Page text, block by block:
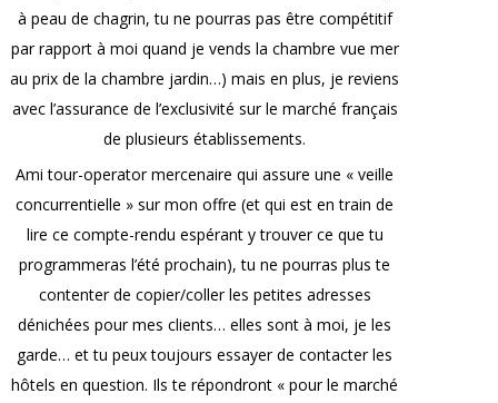
à peau de chagrin, tu ne pourras pas être compétitif
par rapport à moi quand je vends la chambre vue mer
au prix de la chambre jardin…) mais en plus, je reviens
avec l’assurance de l’exclusivité sur le marché français
de plusieurs établissements.
Ami tour-operator mercenaire qui assure une « veille
concurrentielle » sur mon offre (et qui est en train de
lire ce compte-rendu espérant y trouver ce que tu
programmeras l’été prochain), tu ne pourras plus te
contenter de copier/coller les petites adresses
dénichées pour mes clients… elles sont à moi, je les
garde… et tu peux toujours essayer de contacter les
hôtels en question. Ils te répondront « pour le marché